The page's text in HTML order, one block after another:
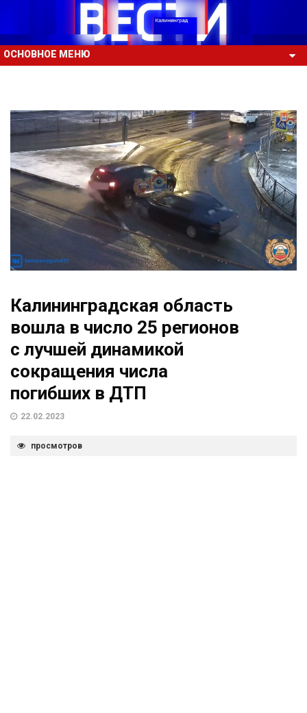
ОСНОВНОЕ МЕНЮ
Калининградская область
вошла в число 25 регионов
с лучшей динамикой
сокращения числа
погибших в ДТП
22.02.2023
просмотров